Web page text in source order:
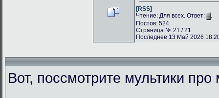
[RSS]
Чтение: Для всех. Ответ:
.
Постов: 524.
Страница № 21 / 21.
Последнее 13 Май 2026
Вот, поссмотрите мультики